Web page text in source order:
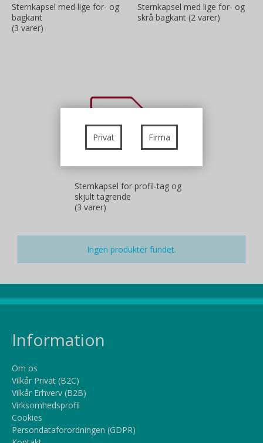
Sternkapsel med lige for- og
bagkant
(3 varer)
Sternkapsel med lige for- og
skrå bagkant (2 varer)
Sternkapsel for profil-tag og
skjult tagrende
(3 varer)
Ingen produkter fundet.
Information
Om os
Vilkår Privat (B2C)
Vilkår Erhverv (B2B)
Virksomhedsprofil
Cookies
Persondataforordningen (GDPR)
Privat Firma